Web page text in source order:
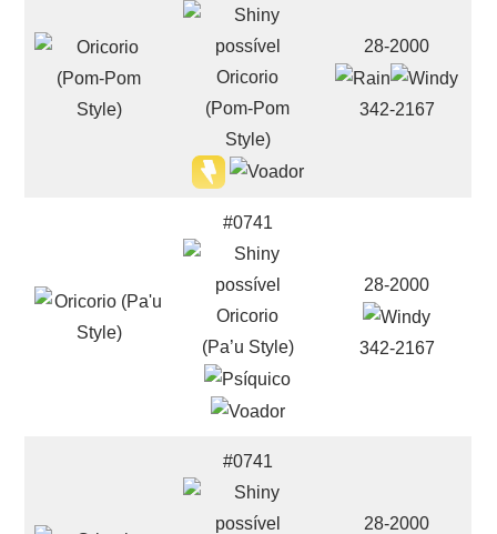
Oricorio
(Pom-Pom
Style)
28-2000
342-2167
#0741
Oricorio
(Pa’u Style)
28-2000
342-2167
#0741
28-2000